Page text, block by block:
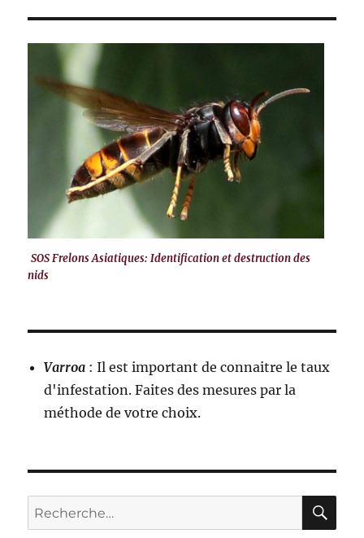
SOS Frelons Asiatiques: Identification et destruction des
nids
Varroa : Il est important de connaitre le taux
d'infestation. Faites des mesures par la
méthode de votre choix.
Recherche
pour :